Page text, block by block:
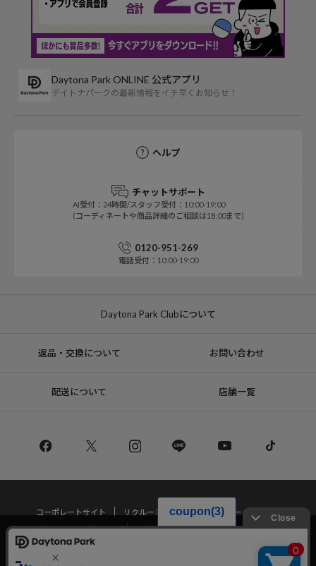
Daytona Park ONLINE 公式アプリ
デイトナパークの最新情報をイチ早くお知らせ！
ヘルプ
チャットサポート
AI受付：24時間/スタッフ受付：10:00-19:00
(コーディネートや商品詳細のご相談は18:00まで)
0120-951-269
電話受付：10:00-19:00
Daytona Park Clubについて
返品・交換について お問い合わせ
配送について 店舗一覧
コーポレートサイト リクルート
サステナブルマークについて
プライバシーポリシー
特定商取引法・古物営業法に基づく表記
当サイトでは利用体験の向上およびコンテンツの最適な提供、トラフィック
の分析を目的としてCookieを使用しています。